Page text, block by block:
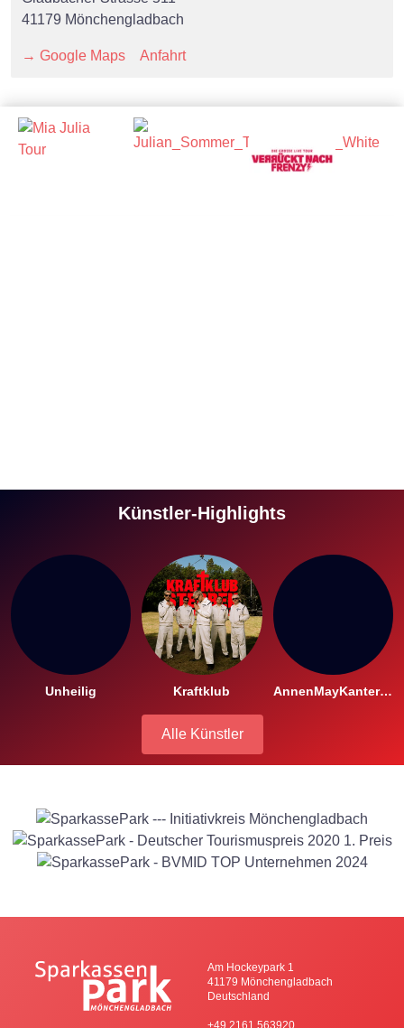
41179 Mönchengladbach
→ Google Maps Anfahrt
Künstler-Highlights
Unheilig Kraftklub AnnenMayKantereit
Alle Künstler
Am Hockeypark 1
41179 Mönchengladbach
Deutschland
+49 2161 563920